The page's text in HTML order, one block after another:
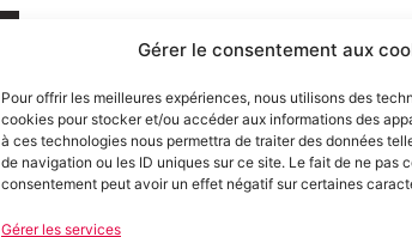
Gérer le consentement aux
Pour offrir les meilleures expériences, nous utilisons des
cookies pour stocker et/ou accéder aux informations des
à ces technologies nous permettra de traiter des données
de navigation ou les ID uniques sur ce site. Le fait de ne pas
consentement peut avoir un effet négatif sur certaines
Gérer les services